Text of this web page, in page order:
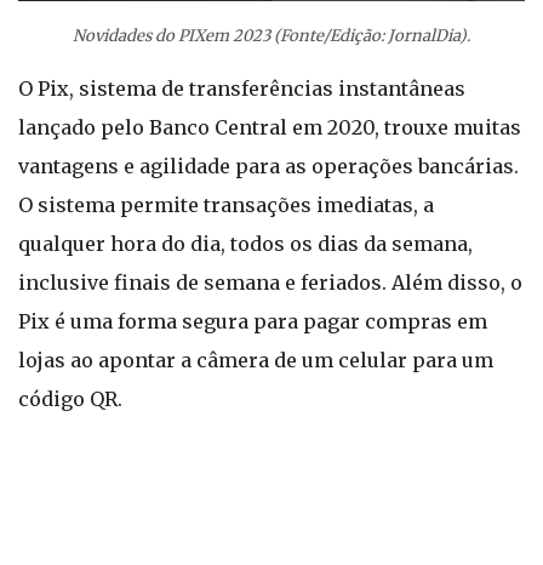
Novidades do PIXem 2023 (Fonte/Edição: JornalDia).
O Pix, sistema de transferências instantâneas
lançado pelo Banco Central em 2020, trouxe muitas
vantagens e agilidade para as operações bancárias.
O sistema permite transações imediatas, a
qualquer hora do dia, todos os dias da semana,
inclusive finais de semana e feriados. Além disso, o
Pix é uma forma segura para pagar compras em
lojas ao apontar a câmera de um celular para um
código QR.